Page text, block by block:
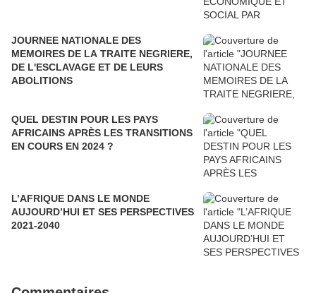
JOURNEE NATIONALE DES
MEMOIRES DE LA TRAITE NEGRIERE,
DE L'ESCLAVAGE ET DE LEURS
ABOLITIONS
QUEL DESTIN POUR LES PAYS
AFRICAINS APRÈS LES TRANSITIONS
EN COURS EN 2024 ?
L’AFRIQUE DANS LE MONDE
AUJOURD’HUI ET SES PERSPECTIVES
2021-2040